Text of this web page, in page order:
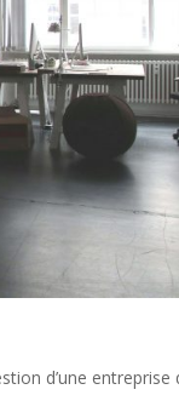
d’une entreprise